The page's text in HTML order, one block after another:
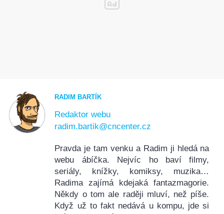
RADIM BARTÍK
Redaktor webu
radim.bartik@cncenter.cz
Pravda je tam venku a Radim ji hledá na
webu ábíčka. Nejvíc ho baví filmy,
seriály, knížky, komiksy, muzika…
Radima zajímá kdejaká fantazmagorie.
Někdy o tom ale raději mluví, než píše.
Když už to fakt nedává u kompu, jde si